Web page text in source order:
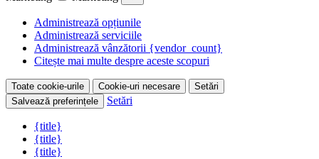
Administrează opțiunile
Administrează serviciile
Administrează vânzătorii {vendor_count}
Citește mai multe despre aceste scopuri
Toate cookie-urile Cookie-uri necesare
Setări
Salvează preferințele
Setări
{title}
{title}
{title}